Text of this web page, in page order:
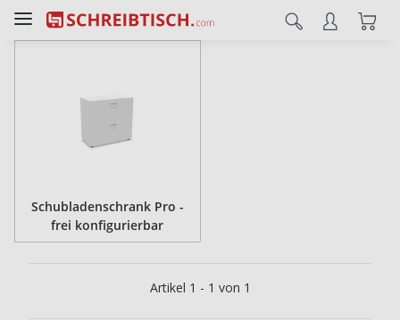
Schubladenschrank Pro -
frei konfigurierbar
Artikel 1 - 1 von 1